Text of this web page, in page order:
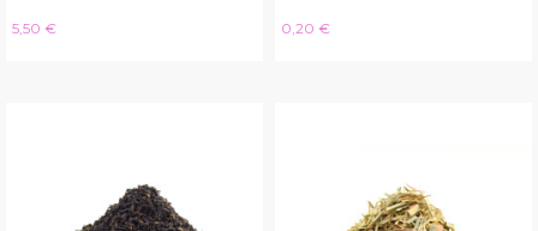
Hinta
5,50 € Hinta
0,20 €